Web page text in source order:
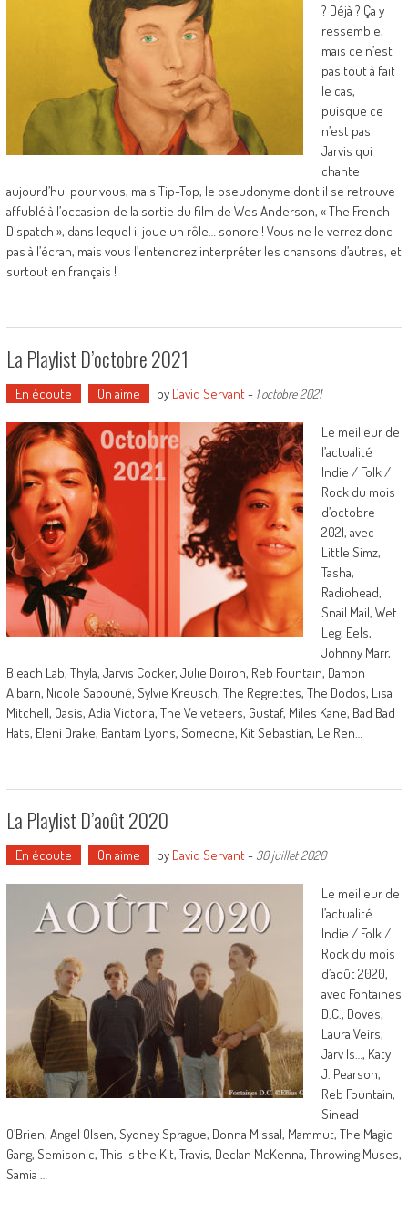
? Déjà ? Ça y
ressemble,
mais ce n’est
pas tout à fait
le cas,
puisque ce
n’est pas
Jarvis qui
chante
aujourd’hui pour vous, mais Tip-Top, le pseudonyme dont il se retrouve
affublé à l’occasion de la sortie du film de Wes Anderson, « The French
Dispatch », dans lequel il joue un rôle… sonore ! Vous ne le verrez donc
pas à l’écran, mais vous l’entendrez interpréter les chansons d’autres, et
surtout en français !
La Playlist D’octobre 2021
En écoute On aime by David Servant- 1 octobre 2021
Le meilleur de
l’actualité
Indie / Folk /
Rock du mois
d’octobre
2021, avec
Little Simz,
Tasha,
Radiohead,
Snail Mail, Wet
Leg, Eels,
Johnny Marr,
Bleach Lab, Thyla, Jarvis Cocker, Julie Doiron, Reb Fountain, Damon
Albarn, Nicole Sabouné, Sylvie Kreusch, The Regrettes, The Dodos, Lisa
Mitchell, Oasis, Adia Victoria, The Velveteers, Gustaf, Miles Kane, Bad Bad
Hats, Eleni Drake, Bantam Lyons, Someone, Kit Sebastian, Le Ren…
La Playlist D’août 2020
En écoute On aime by David Servant- 30 juillet 2020
Le meilleur de
l’actualité
Indie / Folk /
Rock du mois
d’août 2020,
avec Fontaines
D.C., Doves,
Laura Veirs,
Jarv Is…, Katy
J. Pearson,
Reb Fountain,
Sinead
O’Brien, Angel Olsen, Sydney Sprague, Donna Missal, Mammut, The Magic
Gang, Semisonic, This is the Kit, Travis, Declan McKenna, Throwing Muses,
Samia …